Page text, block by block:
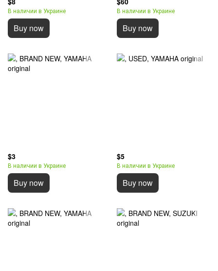
В наличии в Украине
Buy now
В наличии в Украине
Buy now
$3
В наличии в Украине
Buy now
$5
В наличии в Украине
Buy now